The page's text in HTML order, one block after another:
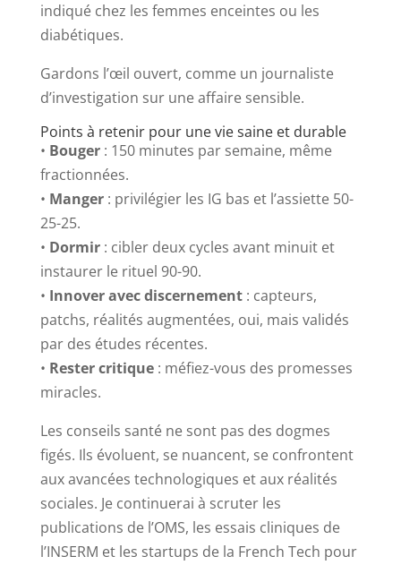
indiqué chez les femmes enceintes ou les
diabétiques.
Gardons l’œil ouvert, comme un journaliste
d’investigation sur une affaire sensible.
Points à retenir pour une vie saine et durable
• Bouger: 150 minutes par semaine, même
fractionnées.
• Manger: privilégier les IG bas et l’assiette 50-
25-25.
• Dormir: cibler deux cycles avant minuit et
instaurer le rituel 90-90.
• Innover avec discernement: capteurs,
patchs, réalités augmentées, oui, mais validés
par des études récentes.
• Rester critique: méfiez-vous des promesses
miracles.
Les conseils santé ne sont pas des dogmes
figés. Ils évoluent, se nuancent, se confrontent
aux avancées technologiques et aux réalités
sociales. Je continuerai à scruter les
publications de l’OMS, les essais cliniques de
l’INSERM et les startups de la French Tech pour